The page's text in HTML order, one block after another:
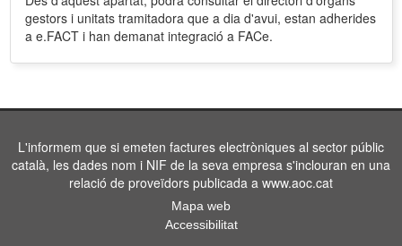
gestors i unitats tramitadora que a dia d'avui, estan adherides
a e.FACT i han demanat integració a FACe.
L'informem que si emeten factures electròniques al sector públic
català, les dades nom i NIF de la seva empresa s'inclouran en una
relació de proveïdors publicada a www.aoc.cat
Mapa web
Accessibilitat